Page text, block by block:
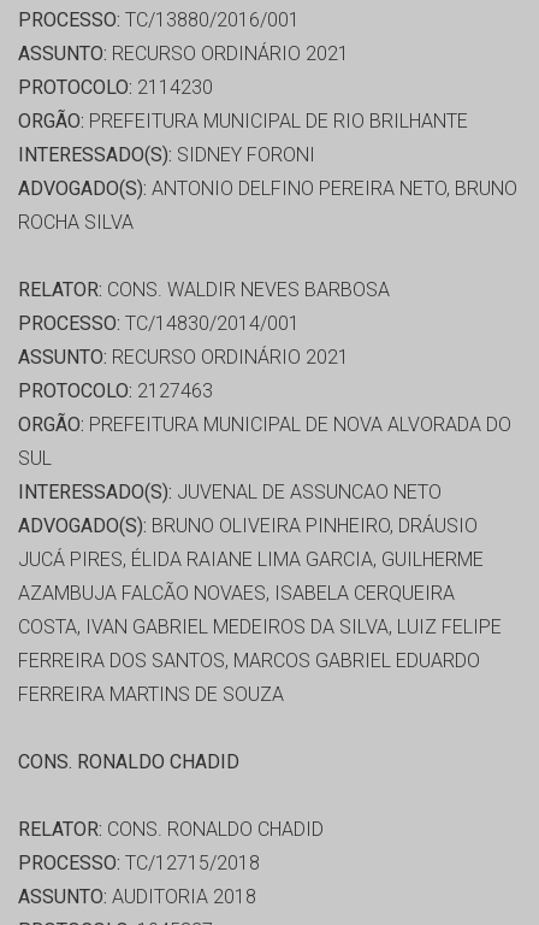
PROCESSO: TC/13880/2016/001
ASSUNTO: RECURSO ORDINÁRIO 2021
PROTOCOLO: 2114230
ORGÃO: PREFEITURA MUNICIPAL DE RIO BRILHANTE
INTERESSADO(S): SIDNEY FORONI
ADVOGADO(S): ANTONIO DELFINO PEREIRA NETO, BRUNO
ROCHA SILVA
RELATOR: CONS. WALDIR NEVES BARBOSA
PROCESSO: TC/14830/2014/001
ASSUNTO: RECURSO ORDINÁRIO 2021
PROTOCOLO: 2127463
ORGÃO: PREFEITURA MUNICIPAL DE NOVA ALVORADA DO
SUL
INTERESSADO(S): JUVENAL DE ASSUNCAO NETO
ADVOGADO(S): BRUNO OLIVEIRA PINHEIRO, DRÁUSIO
JUCÁ PIRES, ÉLIDA RAIANE LIMA GARCIA, GUILHERME
AZAMBUJA FALCÃO NOVAES, ISABELA CERQUEIRA
COSTA, IVAN GABRIEL MEDEIROS DA SILVA, LUIZ FELIPE
FERREIRA DOS SANTOS, MARCOS GABRIEL EDUARDO
FERREIRA MARTINS DE SOUZA
CONS. RONALDO CHADID
RELATOR: CONS. RONALDO CHADID
PROCESSO: TC/12715/2018
ASSUNTO: AUDITORIA 2018